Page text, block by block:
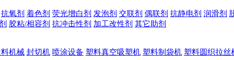
抗氧剂 着色剂 荧光增白剂 发泡剂 交联剂 偶联剂 抗静电剂 润滑剂
胶粘/相容剂 抗冲击性剂 加工改性剂 其它助剂
机械 封切机 喷涂设备 塑料真空吸塑机 塑料制袋机 塑料圆织拉丝